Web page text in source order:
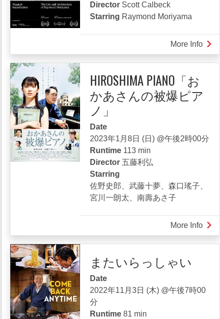
Director Scott Calbeck
Starring Raymond Moriyama
More Info
HIROSHIMA PIANO「お
かあさんの被爆ピア
ノ」
Date
2023年1月8日 (日) @午後2時00分
Runtime 113 min
Director 五藤利弘
Starring
佐野史郎、武藤十夢、森口瑤子、
宮川一朗太、南壽あさ子
More Info
またいらっしゃい
Date
2022年11月3日 (木) @午後7時00
分
Runtime 81 min